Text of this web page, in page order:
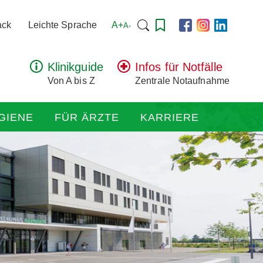
Leichte Sprache A+A- Suchen
Klinikguide
Von A bis Z
Infos für Notfälle
Zentrale Notaufnahme
FÜR ÄRZTE KARRIERE